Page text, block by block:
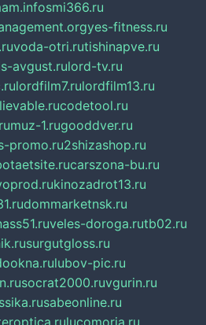
smi366.ru
yes-fitness.ru
voda-otri.rutishinapve.ru
avgust.rulord-tv.ru
lordfilm7.rulordfilm13.ru
codetool.ru
muz-1.rugooddver.ru
promo.ru2shizashop.ru
carszona-bu.ru
kinozadrot13.ru
dommarketnsk.ru
veles-doroga.rutb02.ru
surgutgloss.ru
lubov-pic.ru
socrat2000.ruvgurin.ru
sabeonline.ru
lucomoria.ru